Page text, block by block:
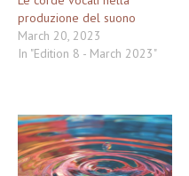
produzione del suono
March 20, 2023
In "Edition 8 - March 2023"